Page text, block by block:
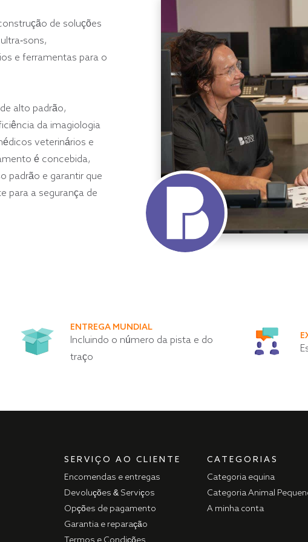
de soluções
sons,
e ferramentas para o
alto padrão,
da imagiologia
veterinários e
é concebida,
padrão e garantir que
para a segurança de
ENTREGA MUNDIAL
Incluindo o número da pista e do
traço
SERVIÇO AO CLIENTE
Encomendas e entregas
Devoluções & Serviços
Opções de pagamento
Garantia e reparação
CATEGORIAS
Categoria equina
Categoria Animal
A minha conta